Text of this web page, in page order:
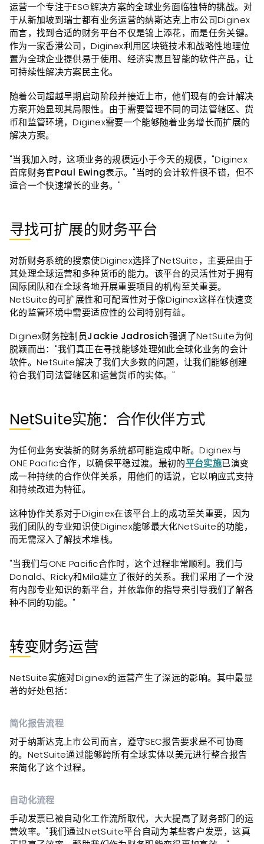
运营一个专注于ESG解决方案的全球业务面临独特的挑战。对
于从新加坡到瑞士都有业务运营的纳斯达克上市公司Diginex
而言，找到合适的财务平台不仅是锦上添花，而是任务关键。
作为一家香港公司，Diginex利用区块链技术和战略性地理位
置为全球企业提供易于使用、经济实惠且智能的软件产品，让
可持续性解决方案民主化。
随着公司超越早期启动阶段并接近上市，他们现有的会计解决
方案开始显现其局限性。由于需要管理不同的司法管辖区、货
币和监管环境，Diginex需要一个能够随着业务增长而扩展的
解决方案。
"当我加入时，这项业务的规模远小于今天的规模，"Diginex
首席财务官Paul Ewing表示。"当时的会计软件很不错，但不
适合一个快速增长的业务。"
寻找可扩展的财务平台
对新财务系统的搜索使Diginex选择了NetSuite，主要是由于
其处理全球运营和多种货币的能力。该平台的灵活性对于拥有
国际团队和在全球各地开展重要项目的机构至关重要。
NetSuite的可扩展性和可配置性对于像Diginex这样在快速变
化的监管环境中需要适应性的公司特别有益。
Diginex财务控制员Jackie Jadrosich强调了NetSuite为何
脱颖而出："我们真正在寻找能够处理如此全球化业务的会计
软件。NetSuite解决了我们大多数的问题，让我们能够创建
符合我们司法管辖区和运营货币的实体。"
NetSuite实施：合作伙伴方式
为任何业务安装新的财务系统都可能造成中断。Diginex与
ONE Pacific合作，以确保平稳过渡。最初的平台实施已演变
成一种持续的合作伙伴关系，用他们的话说，它以响应式支持
和持续改进为特征。
这种协作关系对于Diginex在该平台上的成功至关重要，因为
我们团队的专业知识使Diginex能够最大化NetSuite的功能，
而无需深入了解技术堆栈。
"当我们与ONE Pacific合作时，这个过程非常顺利。我们与
Donald、Ricky和Mila建立了很好的关系。我们采用了一个没
有内部专业知识的新平台，并依靠你的指导来引导我们了解各
种不同的功能。"
转变财务运营
NetSuite实施对Diginex的运营产生了深远的影响。其中最显
著的好处包括：
简化报告流程
对于纳斯达克上市公司而言，遵守SEC报告要求是不可协商
的。NetSuite通过能够跨所有全球实体以美元进行整合报告
来简化了这个过程。
自动化流程
手动发票已被自动化工作流所取代，大大提高了财务部门的运
营效率。"我们通过NetSuite平台自动为某些客户发票，这真